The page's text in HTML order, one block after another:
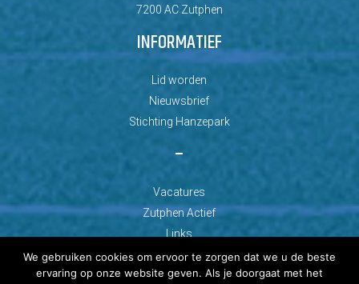
7200 AC Zutphen
INFORMATIEF
Lid worden
Nieuwsbrief
Stichting Hanzepark
–
Vacatures
Zutphen Actief
Links
We gebruiken cookies om ervoor te zorgen dat we u de beste
ervaring op onze website geven. Als je doorgaat met het